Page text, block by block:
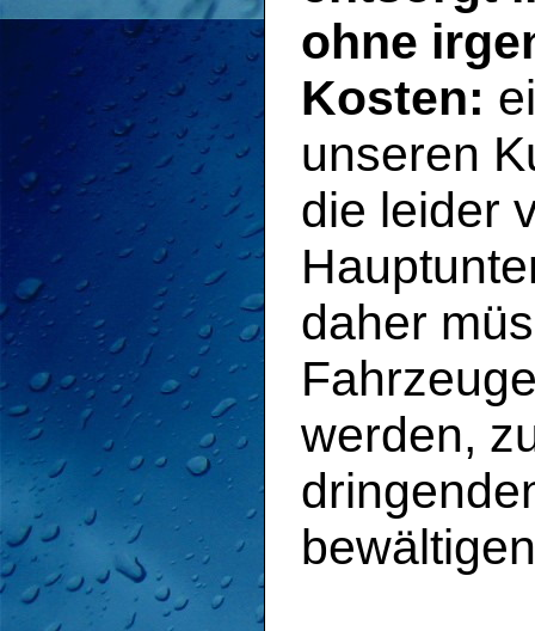
ohne
Kosten:
unseren
die leider
daher
werden,